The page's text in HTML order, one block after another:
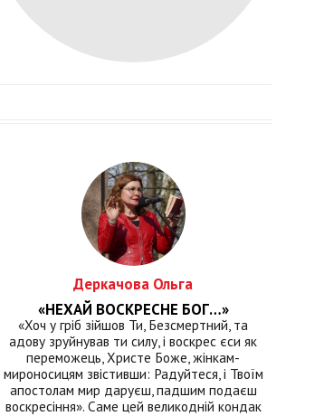
Деркачова Ольга
«НЕХАЙ ВОСКРЕСНЕ БОГ…»
«Хоч у гріб зійшов Ти, Безсмертний, та
адову зруйнував ти силу, і воскрес єси як
переможець, Христе Боже, жінкам-
мироносицям звістивши: Радуйтеся, і Твоїм
апостолам мир даруєш, падшим подаєш
воскресіння». Саме цей великодній кондак